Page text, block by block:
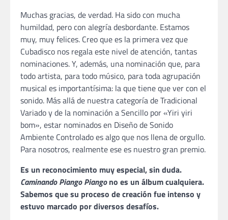
Muchas gracias, de verdad. Ha sido con mucha
humildad, pero con alegría desbordante. Estamos
muy, muy felices. Creo que es la primera vez que
Cubadisco nos regala este nivel de atención, tantas
nominaciones. Y, además, una nominación que, para
todo artista, para todo músico, para toda agrupación
musical es importantísima: la que tiene que ver con el
sonido. Más allá de nuestra categoría de Tradicional
Variado y de la nominación a Sencillo por «Yiri yiri
bom», estar nominados en Diseño de Sonido
Ambiente Controlado es algo que nos llena de orgullo.
Para nosotros, realmente ese es nuestro gran premio.
Es un reconocimiento muy especial, sin duda.
Caminando Piango Piangono es un álbum cualquiera.
Sabemos que su proceso de creación fue intenso y
estuvo marcado por diversos desafíos.